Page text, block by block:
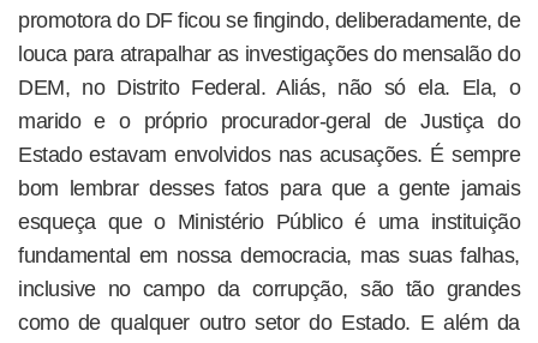
promotora do DF ficou se fingindo, deliberadamente, de
louca para atrapalhar as investigações do mensalão do
DEM, no Distrito Federal. Aliás, não só ela. Ela, o
marido e o próprio procurador-geral de Justiça do
Estado estavam envolvidos nas acusações. É sempre
bom lembrar desses fatos para que a gente jamais
esqueça que o Ministério Público é uma instituição
fundamental em nossa democracia, mas suas falhas,
inclusive no campo da corrupção, são tão grandes
como de qualquer outro setor do Estado. E além da